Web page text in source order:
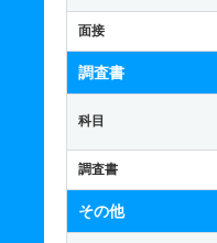
面接
調査書
科目
調査書
その他